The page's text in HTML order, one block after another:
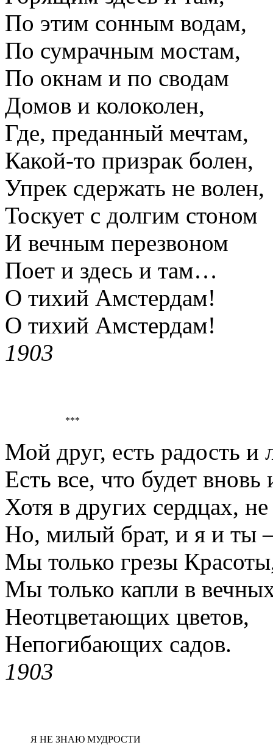
По этим сонным водам,
По сумрачным мостам,
По окнам и по сводам
Домов и колоколен,
Где, преданный мечтам,
Какой-то призрак болен,
Упрек сдержать не волен,
Тоскует с долгим стоном
И вечным перезвоном
Поет и здесь и там…
О тихий Амстердам!
О тихий Амстердам!
1903
***
Мой друг, есть радость и
Есть все, что будет вновь
Хотя в других сердцах,
Но, милый брат, и я и ты
Мы только грезы
Мы только капли в
Неотцветающих цветов,
Непогибающих садов.
1903
Я НЕ ЗНАЮ МУДРОСТИ